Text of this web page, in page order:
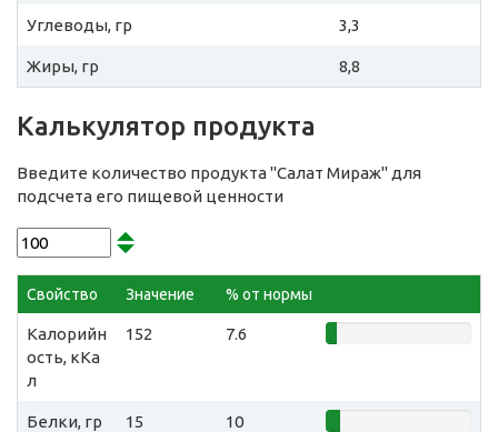
Углеводы, гр 3,3
Жиры, гр 8,8
Калькулятор продукта
Введите количество продукта "Салат Мираж" для
подсчета его пищевой ценности
Свойство Значение % от нормы
Калорийн
ость, кКа
л
152 7.6
Белки, гр 15 10